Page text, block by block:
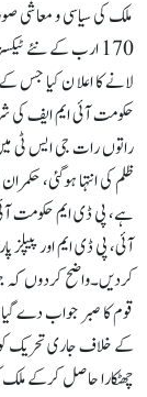
ملک کی سیاسی و معاشی
170 ارب کے نئے
لانے کا اعلا ن کیا جس
حکومت آئی ایم ایف کی
ظلم کی انتہا ہوگئی،
ہے، پی ڈی ایم حکومت
آئی، پی ڈی ایم اور
کردیں۔واضح کردوں کہ
قوم کا صبر جواب دے
کے خلاف جاری تحریک
چھٹکارا حاصل کرکے